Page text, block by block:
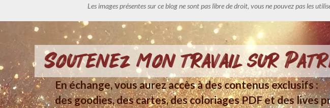
Les images présentes sur ce blog ne sont pas libre de droit, vous ne pouvez pas les
Soutenez mon travail sur
En échange, vous aurez accès à des contenus exclusifs :
des goodies, des cartes, des coloriages PDF et des lives